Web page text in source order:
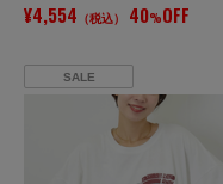
¥4,554 （税込） 40%OFF
SALE